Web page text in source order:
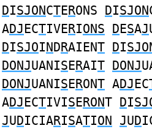
DISJONCTERONS DISJON
ADJECTIVERIONS DESAJ
DISJOINDRAIENT DI
DONJUANISERAIT DONJ
DONJUANISERONT ADJEC
ADJECTIVISERONT DI
JUDICIARISATION JUD